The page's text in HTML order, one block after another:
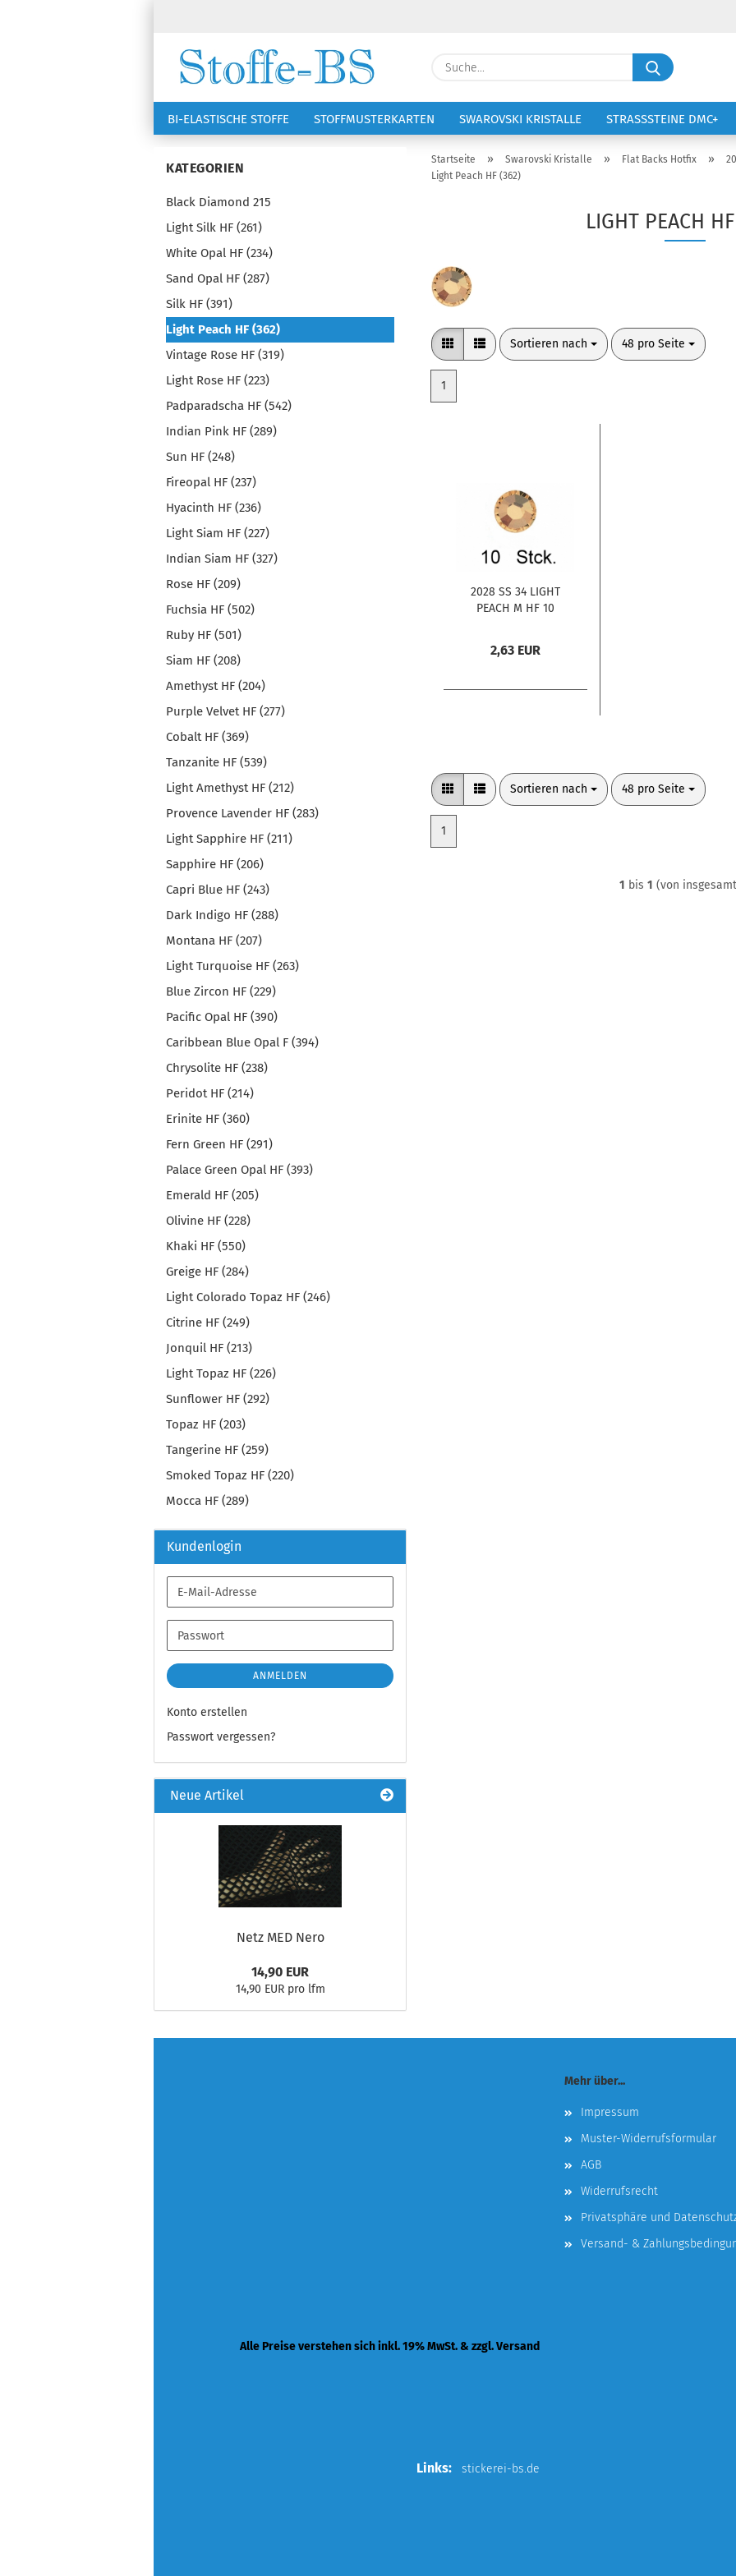
Lieferland Suche...
BI-ELASTISCHE STOFFE STOFFMUSTERKARTEN SWAROVSKI KRISTALLE STRASSSTEINE DMC+
VOLTIGIERANZÜGE STICKEREI
Startseite » Swarovski Kristalle » Flat Backs Hotfix »
Light Peach HF (362)
LIGHT PEACH
Sortieren nach
Sortieren nach 48 pro Seite
pro Seite
1
2028 SS 34 LIGHT
PEACH M HF 10
2,63 EUR
Sortieren nach
Sortieren nach 48 pro Seite
pro Seite
1
1 bis1 (von
KATEGORIEN
Black Diamond 215
Light Silk HF (261)
White Opal HF (234)
Sand Opal HF (287)
Silk HF (391)
Light Peach HF (362)
Vintage Rose HF (319)
Light Rose HF (223)
Padparadscha HF (542)
Indian Pink HF (289)
Sun HF (248)
Fireopal HF (237)
Hyacinth HF (236)
Light Siam HF (227)
Indian Siam HF (327)
Rose HF (209)
Fuchsia HF (502)
Ruby HF (501)
Siam HF (208)
Amethyst HF (204)
Purple Velvet HF (277)
Cobalt HF (369)
Tanzanite HF (539)
Light Amethyst HF (212)
Provence Lavender HF (283)
Light Sapphire HF (211)
Sapphire HF (206)
Capri Blue HF (243)
Dark Indigo HF (288)
Montana HF (207)
Light Turquoise HF (263)
Blue Zircon HF (229)
Pacific Opal HF (390)
Caribbean Blue Opal F (394)
Chrysolite HF (238)
Peridot HF (214)
Erinite HF (360)
Fern Green HF (291)
Palace Green Opal HF (393)
Emerald HF (205)
Olivine HF (228)
Khaki HF (550)
Greige HF (284)
Light Colorado Topaz HF (246)
Citrine HF (249)
Jonquil HF (213)
Light Topaz HF (226)
Sunflower HF (292)
Topaz HF (203)
Tangerine HF (259)
Smoked Topaz HF (220)
Mocca HF (289)
Kundenlogin
E-
Mail-
Adresse
Passwort
ANMELDEN
Konto erstellen
Passwort vergessen?
Neue Artikel
Netz MED Nero
14,90 EUR
14,90 EUR pro lfm
Mehr über...
Impressum
Muster-Widerrufsformular
AGB
Widerrufsrecht
Privatsphäre und
Versand- &
Alle Preise verstehen sich inkl. 19% MwSt. & zzgl. Versand
Links: stickerei-bs.de